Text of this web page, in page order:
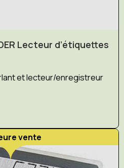
Lecteur d’étiquettes
et lecteur/enregistreur
vente